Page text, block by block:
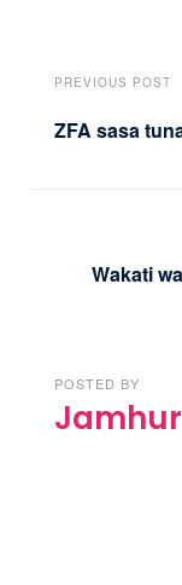
PREVIOUS POST
ZFA sasa
Wakati
POSTED BY